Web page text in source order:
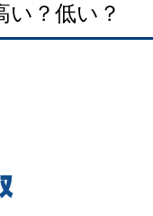
い？低い？